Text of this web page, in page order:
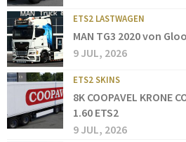
ETS2 LASTWAGEN
MAN TG3 2020 von
9 JUL, 2026
ETS2 SKINS
8K COOPAVEL KRONE
1.60 ETS2
9 JUL, 2026